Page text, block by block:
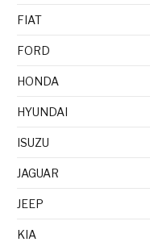
FIAT
FORD
HONDA
HYUNDAI
ISUZU
JAGUAR
JEEP
KIA